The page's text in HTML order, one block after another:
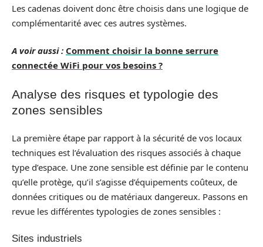
Les cadenas doivent donc être choisis dans une logique de
complémentarité avec ces autres systèmes.
A voir aussi : Comment choisir la bonne serrure
connectée WiFi pour vos besoins ?
Analyse des risques et typologie des
zones sensibles
La première étape par rapport à la sécurité de vos locaux
techniques est l’évaluation des risques associés à chaque
type d’espace. Une zone sensible est définie par le contenu
qu’elle protège, qu’il s’agisse d’équipements coûteux, de
données critiques ou de matériaux dangereux. Passons en
revue les différentes typologies de zones sensibles :
Sites industriels